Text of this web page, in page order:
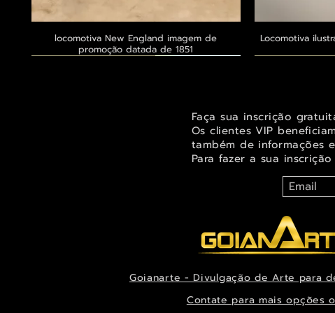
Visualização rápida
locomotiva New England imagem de
promoção datada de 1851
Locomotiva
Visualização rápida
Orquídea Odontoglossum insleayi splendens
Orquídeas
Visualização rápida
Belíssima pintura de Fada dos jardins para
Ternurenta
Visualização rápida
Belíssima imagem de Fada das árvores para
Alegre imagem
Faça sua inscrição
Os clientes VIP
também de informações
Para fazer a sua
Goianarte - Divulgação de Arte para
Contate para mais opções